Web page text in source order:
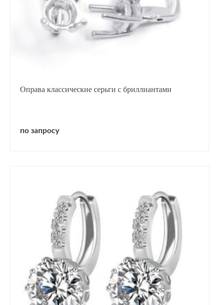
Оправа классические серьги с бриллиантами
по запросу